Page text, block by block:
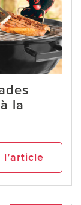
la
l’article